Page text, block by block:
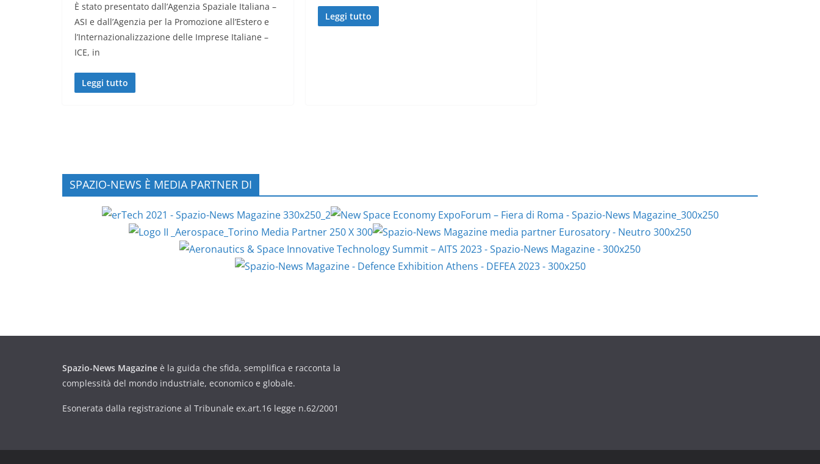
È stato presentato dall’Agenzia Spaziale Italiana –
ASI e dall’Agenzia per la Promozione all’Estero e
l’Internazionalizzazione delle Imprese Italiane –
ICE, in
Leggi tutto
Leggi tutto
SPAZIO-NEWS È MEDIA PARTNER DI
Spazio-News Magazine è la guida che sfida, semplifica e racconta la
complessità del mondo industriale, economico e globale.
Esonerata dalla registrazione al Tribunale ex.art.16 legge n.62/2001